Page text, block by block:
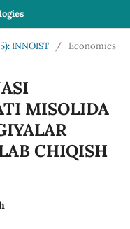
INNOIST / Economics
MISOLIDA
CHIQISH